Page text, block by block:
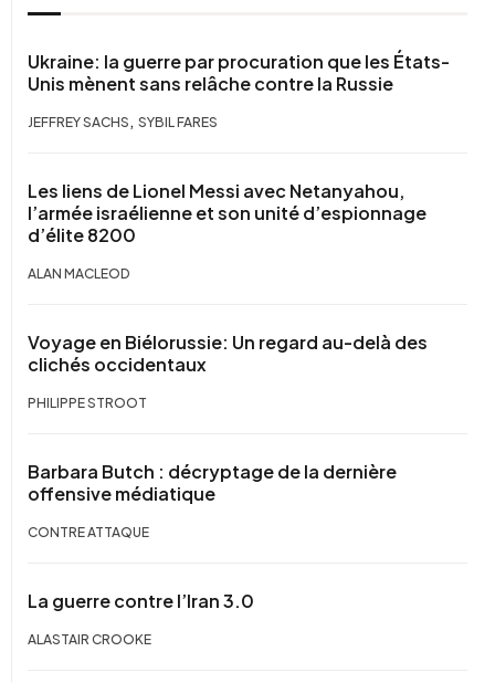
Ukraine: la guerre par procuration que les États-
Unis mènent sans relâche contre la Russie
JEFFREY SACHS , SYBIL FARES
Les liens de Lionel Messi avec Netanyahou,
l’armée israélienne et son unité d’espionnage
d’élite 8200
ALAN MACLEOD
Voyage en Biélorussie: Un regard au-delà des
clichés occidentaux
PHILIPPE STROOT
Barbara Butch : décryptage de la dernière
offensive médiatique
CONTRE ATTAQUE
La guerre contre l’Iran 3.0
ALASTAIR CROOKE